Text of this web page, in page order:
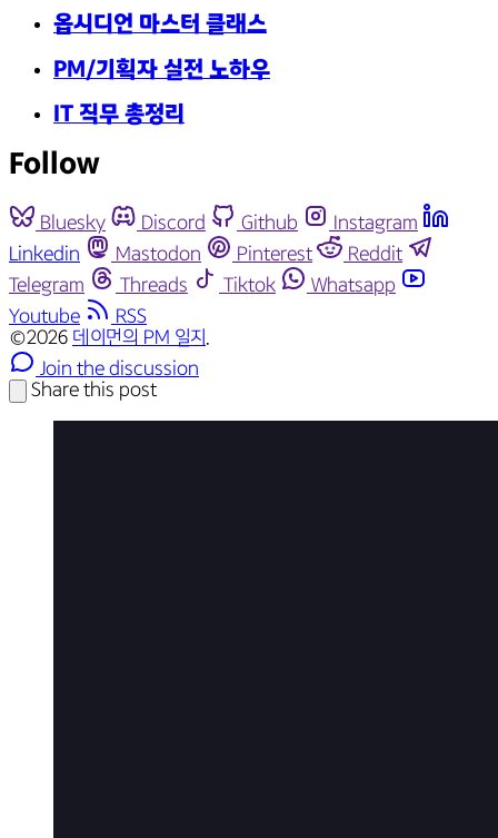
(23년 2주 차) 바쁜 한 주
옵시디언 마스터 클래스
PM/기획자 실전 노하우
IT 직무 총정리
Follow
Bluesky Discord Github
Instagram
Linkedin
Mastodon Pinterest
Reddit
Telegram
Threads Tiktok
Whatsapp
Youtube
RSS
©2026 데이먼의 PM 일지 .
Join the discussion
Share this post